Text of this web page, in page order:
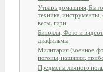
Утварь домашняя,
техника,
весы, гири
Бинокли, Фото и
диафильмы
Милитария (военное-
погоны, нашивки,
Предметы личного